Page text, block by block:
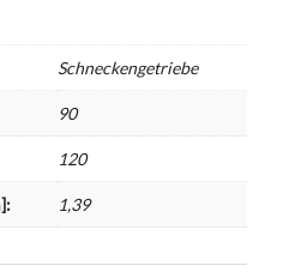
Schneckengetriebe
90
120
1,39